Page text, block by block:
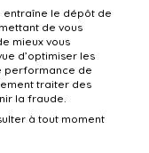
?
entraîne le dépôt de
de vous
mieux vous
d’optimiser les
performance de
traiter des
la fraude.
à tout moment